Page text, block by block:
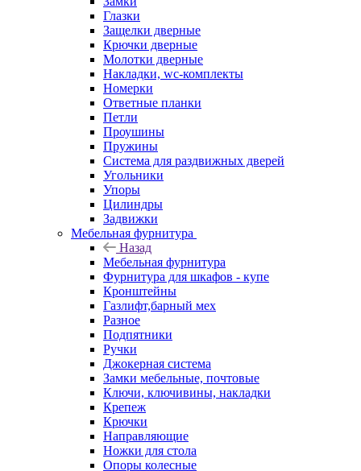
Глазки
Защелки дверные
Крючки дверные
Молотки дверные
Накладки, wc-комплекты
Номерки
Ответные планки
Петли
Проушины
Пружины
Система для раздвижных дверей
Угольники
Упоры
Цилиндры
Задвижки
Мебельная фурнитура
Назад
Мебельная фурнитура
Фурнитура для шкафов - купе
Кронштейны
Газлифт,барный мех
Разное
Подпятники
Ручки
Джокерная система
Замки мебельные, почтовые
Ключи, ключивины, накладки
Крепеж
Крючки
Направляющие
Ножки для стола
Опоры колесные